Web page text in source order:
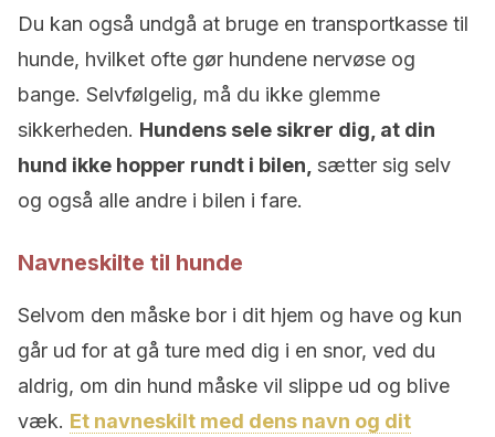
Du kan også undgå at bruge en transportkasse til
hunde, hvilket ofte gør hundene nervøse og
bange. Selvfølgelig, må du ikke glemme
sikkerheden. Hundens sele sikrer dig, at din
hund ikke hopper rundt i bilen, sætter sig selv
og også alle andre i bilen i fare.
Navneskilte til hunde
Selvom den måske bor i dit hjem og have og kun
går ud for at gå ture med dig i en snor, ved du
aldrig, om din hund måske vil slippe ud og blive
væk. Et navneskilt med dens navn og dit